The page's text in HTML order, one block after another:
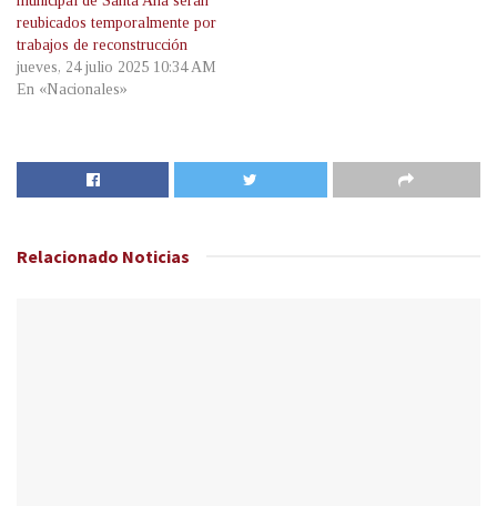
reubicados temporalmente por
trabajos de reconstrucción
jueves, 24 julio 2025 10:34 AM
En «Nacionales»
Relacionado Noticias